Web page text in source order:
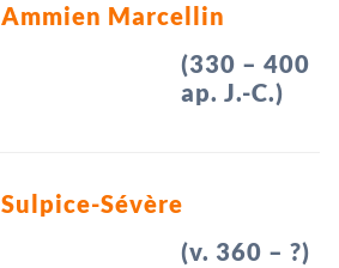
Ammien Marcellin
(330 – 400
ap. J.-C.)
Sulpice-Sévère
(v. 360 – ?)